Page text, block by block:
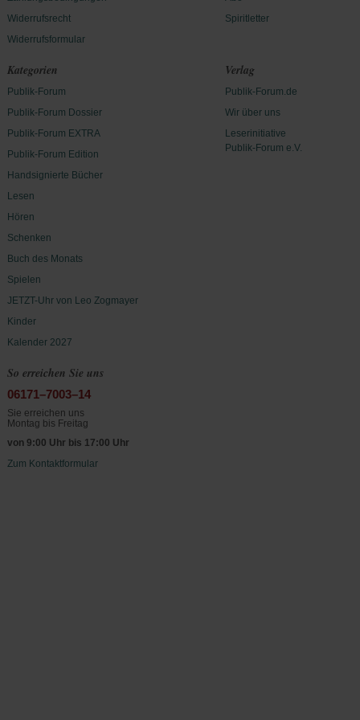
Widerrufsrecht
Widerrufsformular
Spiritletter
Kategorien
Publik-Forum
Publik-Forum Dossier
Publik-Forum EXTRA
Publik-Forum Edition
Handsignierte Bücher
Lesen
Hören
Schenken
Buch des Monats
Spielen
JETZT-Uhr von Leo Zogmayer
Kinder
Kalender 2027
Verlag
Publik-Forum.de
Wir über uns
Leserinitiative
Publik-Forum e.V.
So erreichen Sie uns
06171–7003–14
Sie erreichen uns
Montag bis Freitag
von 9:00 Uhr bis 17:00 Uhr
Zum Kontaktformular